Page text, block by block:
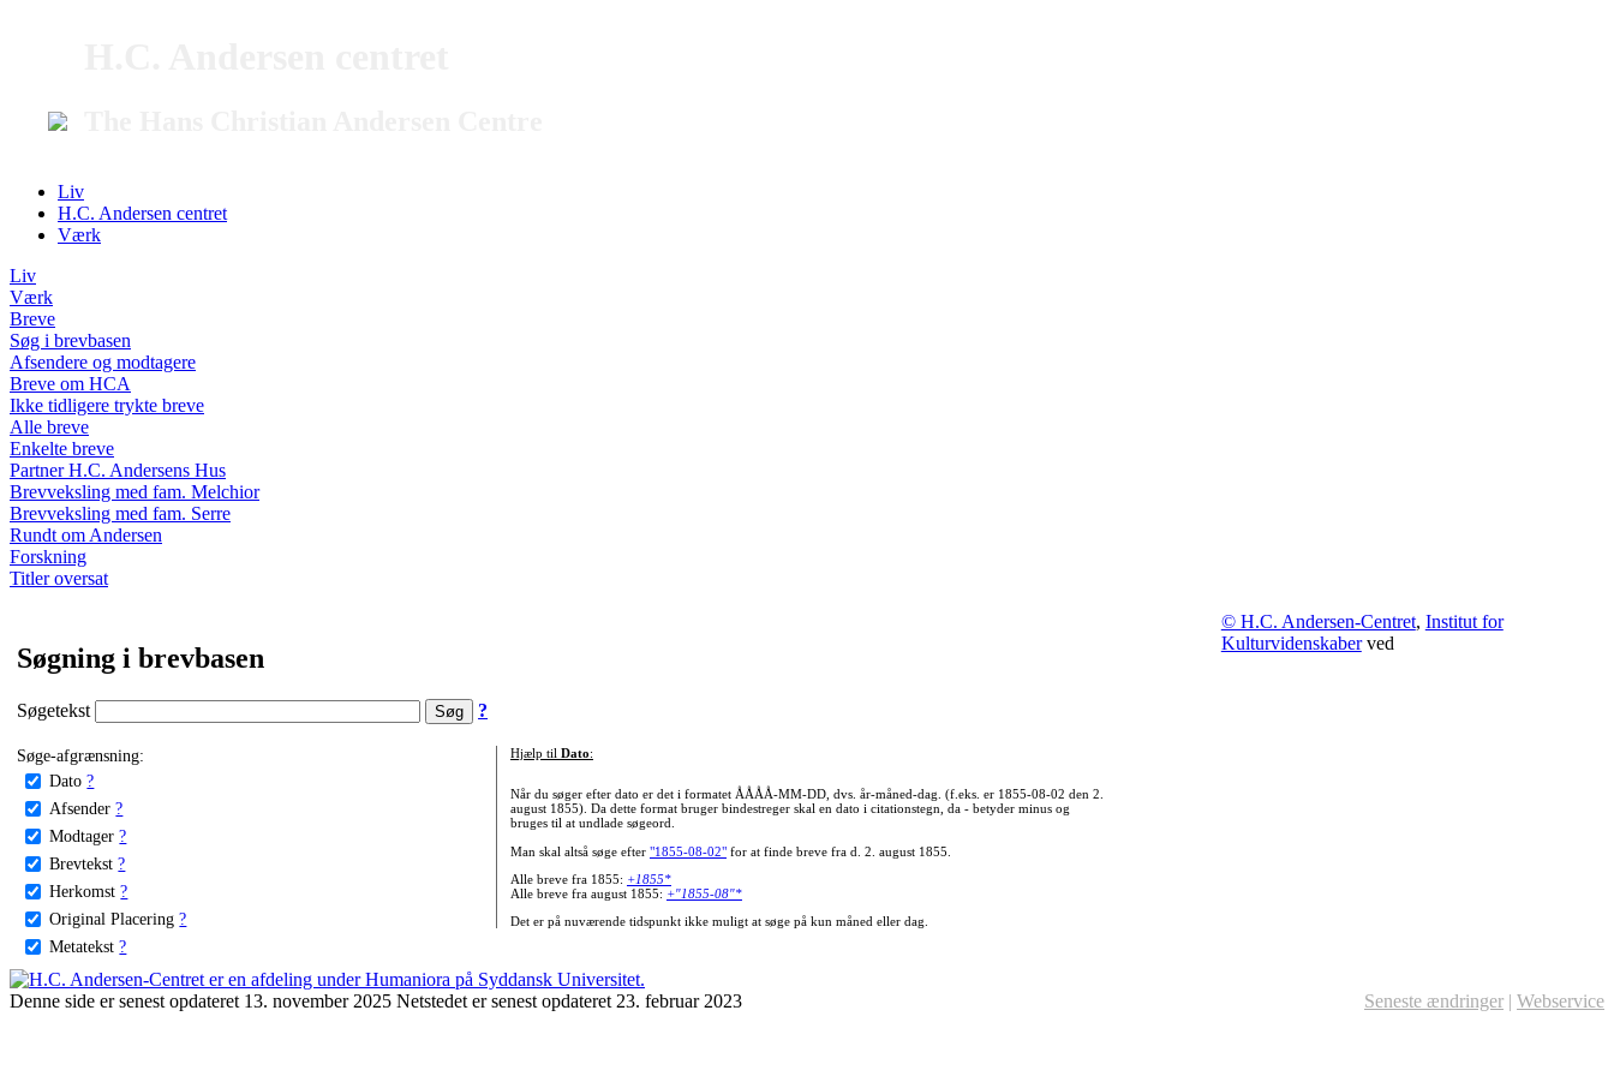
Liv
H.C. Andersen centret
Værk
Liv
Værk
Breve
Søg i brevbasen
Afsendere og modtagere
Breve om HCA
Ikke tidligere trykte breve
Alle breve
Enkelte breve
Partner H.C. Andersens Hus
Brevveksling med fam. Melchior
Brevveksling med fam. Serre
Rundt om Andersen
Forskning
Titler oversat
Søgning i brevbasen
Søgetekst ?
Søge-afgrænsning:
Dato ?
Afsender ?
Modtager ?
Brevtekst ?
Herkomst ?
Original Placering ?
Metatekst ?
Hjælp til Dato:
Når du søger efter dato er det i formatet ÅÅÅÅ-MM-DD, dvs. år-måned-dag. (f.eks. er 1855-08-02 den 2.
august 1855). Da dette format bruger bindestreger skal en dato i citationstegn, da - betyder minus og
bruges til at undlade søgeord.
Man skal altså søge efter "1855-08-02"for at finde breve fra d. 2. august 1855.
Alle breve fra 1855: +1855*
Alle breve fra august 1855: +"1855-08"*
Det er på nuværende tidspunkt ikke muligt at søge på kun måned eller dag.
© H.C. Andersen-Centret, Institut for
Kulturvidenskaberved
Denne side er senest opdateret 13. november 2025 Netstedet er senest opdateret 23. februar 2023 Seneste ændringer | Webservice